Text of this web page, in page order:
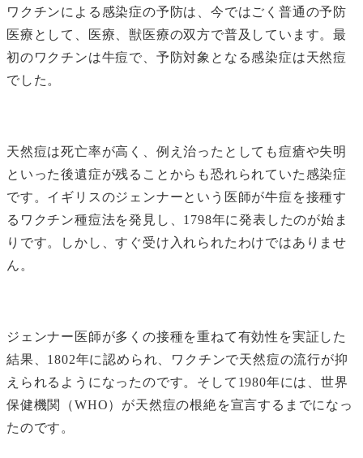
ワクチンによる感染症の予防は、今ではごく普通の予防
医療として、医療、獣医療の双方で普及しています。最
初のワクチンは牛痘で、予防対象となる感染症は天然痘
でした。
天然痘は死亡率が高く、例え治ったとしても痘瘡や失明
といった後遺症が残ることからも恐れられていた感染症
です。イギリスのジェンナーという医師が牛痘を接種す
るワクチン種痘法を発見し、1798年に発表したのが始ま
りです。しかし、すぐ受け入れられたわけではありませ
ん。
ジェンナー医師が多くの接種を重ねて有効性を実証した
結果、1802年に認められ、ワクチンで天然痘の流行が抑
えられるようになったのです。そして1980年には、世界
保健機関（WHO）が天然痘の根絶を宣言するまでになっ
たのです。